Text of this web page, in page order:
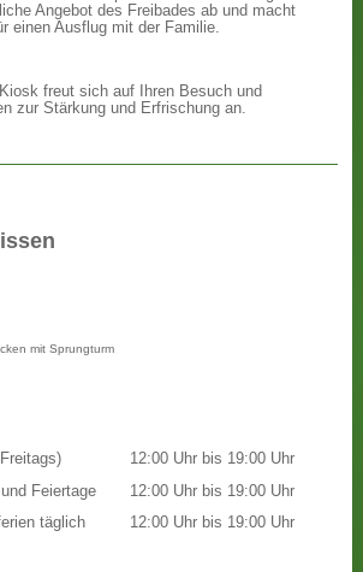
Angebot des Freibades ab und macht
einen Ausflug mit der Familie.
freut sich auf Ihren Besuch und
zur Stärkung und Erfrischung an.
Feiertage
täglich
12:00 Uhr bis 19:00 Uhr
12:00 Uhr bis 19:00 Uhr
12:00 Uhr bis 19:00 Uhr